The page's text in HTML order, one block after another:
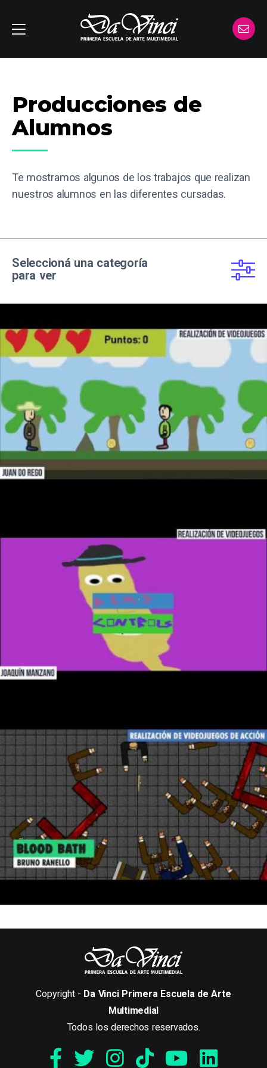
Producciones de
Alumnos
Te mostramos algunos de los trabajos que realizan
nuestros alumnos en las diferentes cursadas.
Seleccioná una categoría
para ver
Copyright - Da Vinci Primera Escuela de Arte
Multimedial
Todos los derechos reservados.